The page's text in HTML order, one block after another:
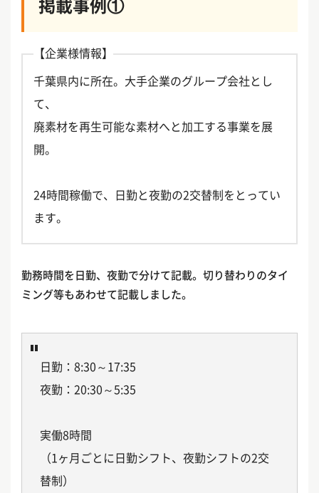
【企業様情報】
千葉県内に所在。大手企業のグループ会社とし
て、
廃素材を再生可能な素材へと加工する事業を展
開。
24時間稼働で、日勤と夜勤の2交替制をとってい
ます。
勤務時間を日勤、夜勤で分けて記載。切り替わりのタイ
ミング等もあわせて記載しました。
日勤：8:30～17:35
夜勤：20:30～5:35
実働8時間
（1ヶ月ごとに日勤シフト、夜勤シフトの2交
替制）